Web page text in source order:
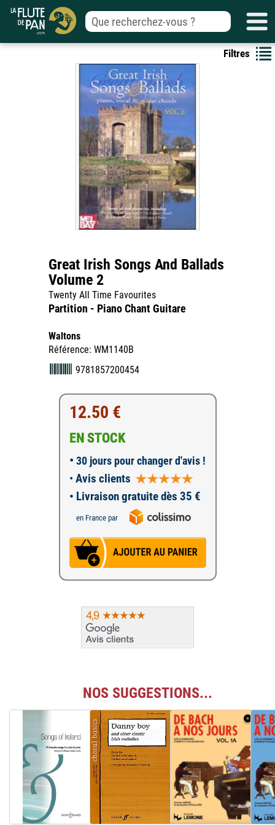
Filtres
Great Irish Songs And Ballads
Volume 2
Twenty All Time Favourites
Partition - Piano Chant Guitare
Waltons
Référence: WM1140B
9781857200454
12.50 €
EN STOCK
• 30 jours pour changer d'avis !
• Avis clients
• Livraison gratuite dès 35 €
en France par
NOS SUGGESTIONS...